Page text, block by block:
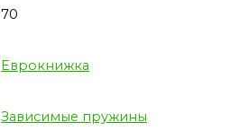
70
Еврокнижка
Зависимые пружины